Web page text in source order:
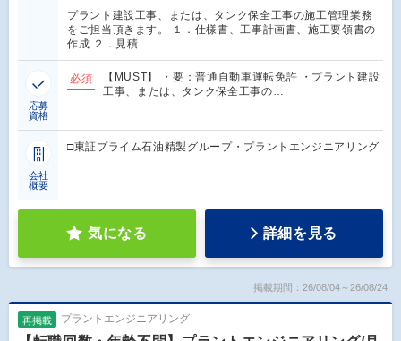
プラント建設工事、または、タンク保全工事の施工管理業務
をご担当頂きます。 １．仕様書、工事計画書、施工要領書の
作成 ２．見積…
応募
資格
必須
【MUST】 ・要：普通自動車運転免許 ・プラント建設
工事、または、タンク保全工事の…
会社
概要
□東証プライム石油精製グループ・プラントエンジニアリング
気になる 詳細を見る
掲載期間：26/08/04～26/08/24
再掲載 プラントエンジニアリング